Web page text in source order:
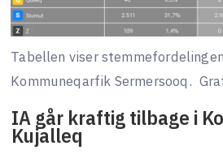
Tabellen viser
Kommuneqarfik Sermersooq.
IA går kraftig tilbage i
Kujalleq